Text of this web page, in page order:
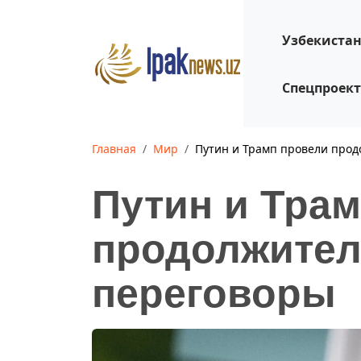
Узбекистан
Главная Мир Путин и Трамп провели
Путин и
переговоры